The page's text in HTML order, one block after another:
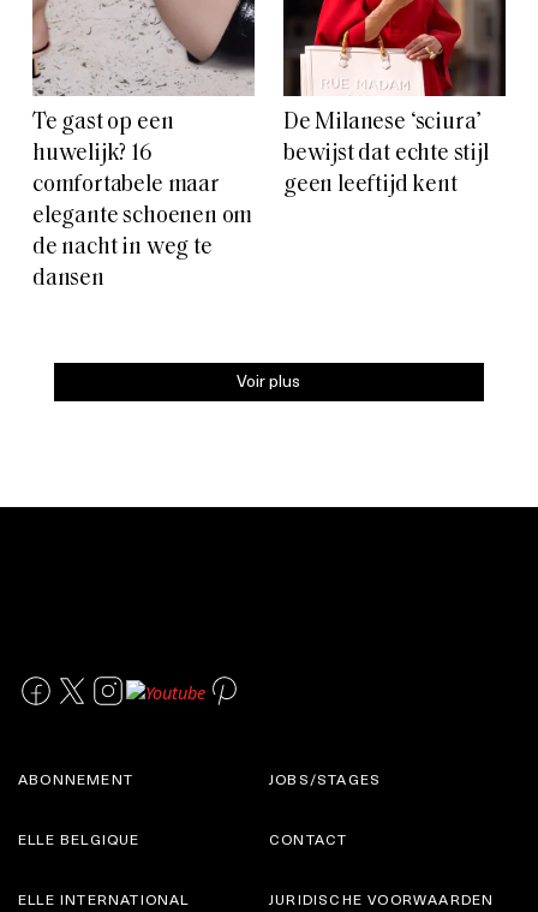
Te gast op een
huwelijk? 16
comfortabele maar
elegante schoenen om
de nacht in weg te
dansen
De Milanese ‘sciura’
bewijst dat echte stijl
geen leeftijd kent
Voir plus
ABONNEMENT
ELLE BELGIQUE
JOBS/STAGES
CONTACT
ELLE INTERNATIONAL JURIDISCHE VOORWAARDEN